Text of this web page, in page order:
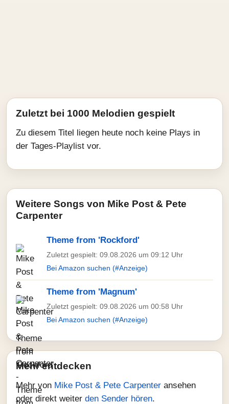
Zuletzt bei 1000 Melodien gespielt
Zu diesem Titel liegen heute noch keine Plays in
der Tages-Playlist vor.
Weitere Songs von Mike Post & Pete
Carpenter
Theme from 'Rockford'
Zuletzt gespielt: 09.08.2026 um 09:12 Uhr
Bei Amazon suchen (#Anzeige)
Theme from 'Magnum'
Zuletzt gespielt: 09.08.2026 um 00:58 Uhr
Bei Amazon suchen (#Anzeige)
Mehr entdecken
Mehr von Mike Post & Pete Carpenter ansehen
oder direkt weiter den Sender hören.